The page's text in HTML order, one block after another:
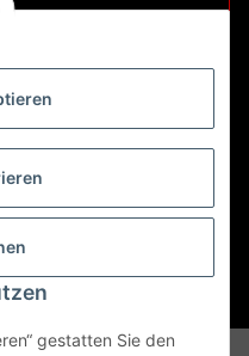
gestatten Sie den